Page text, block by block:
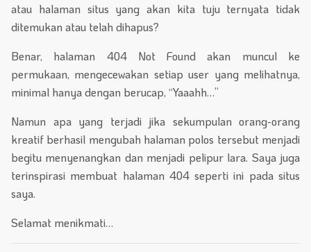
atau halaman situs yang akan kita tuju ternyata tidak
ditemukan atau telah dihapus?
Benar, halaman 404 Not Found akan muncul ke
permukaan, mengecewakan setiap user yang melihatnya,
minimal hanya dengan berucap, “Yaaahh…”
Namun apa yang terjadi jika sekumpulan orang-orang
kreatif berhasil mengubah halaman polos tersebut menjadi
begitu menyenangkan dan menjadi pelipur lara. Saya juga
terinspirasi membuat halaman 404 seperti ini pada situs
saya.
Selamat menikmati…